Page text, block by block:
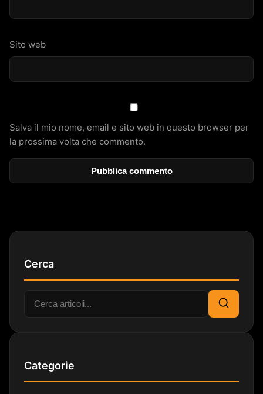
Sito web
Salva il mio nome, email e sito web in questo browser per
la prossima volta che commento.
Cerca
Cerca:
Cerca
Categorie